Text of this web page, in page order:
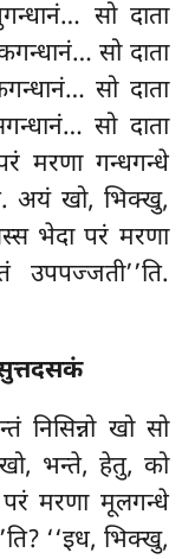
सो दाता
सो दाता
सो दाता
सो दाता
मरणा गन्धगन्धे
अयं खो, भिक्खु,
भेदा परं मरणा
निसिन्नो खो सो
भन्ते, हेतु, को
मरणा मूलगन्धे
‘‘इध, भिक्खु,